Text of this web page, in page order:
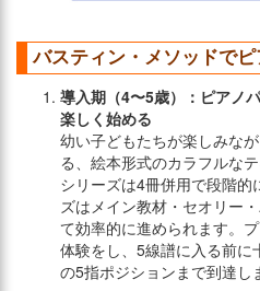
バスティン・メソッドで
導入期（4〜5歳）：ピアノ
楽しく始める
幼い子どもたちが楽しみな
る、絵本形式のカラフルな
シリーズは4冊併用で段階
ズはメイン教材・セオリー
て効率的に進められます。
体験をし、5線譜に入る前
の5指ポジションまで到達し